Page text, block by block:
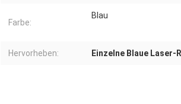
Farbe:
Blau
Hervorheben: Einzelne Blaue Laser-